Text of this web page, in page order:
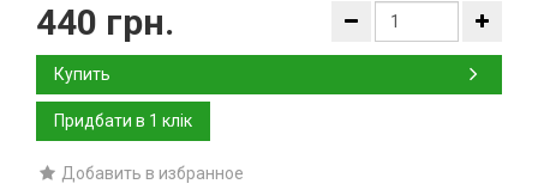
440 грн.
Купить
Добавить в избранное